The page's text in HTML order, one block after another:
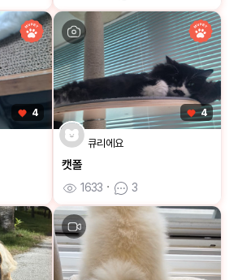
4 4
큐리에요
캣폴
1633 ㆍ 3